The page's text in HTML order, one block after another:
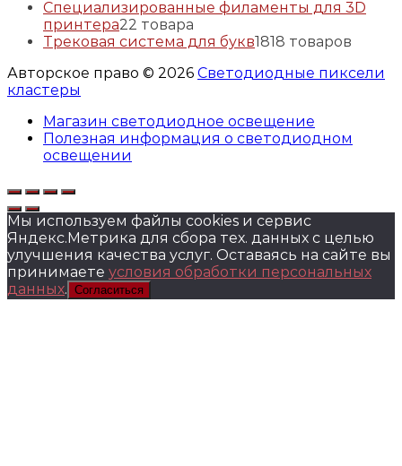
Специализированные филаменты для 3D
принтера22 товара
Трековая система для букв1818 товаров
Авторское право © 2026 Светодиодные пиксели
кластеры
Магазин светодиодное освещение
Полезная информация о светодиодном
освещении
Мы используем файлы cookies и сервис
Яндекс.Метрика для сбора тех. данных с целью
улучшения качества услуг. Оставаясь на сайте вы
принимаете условия обработки персональных
данных. Согласиться